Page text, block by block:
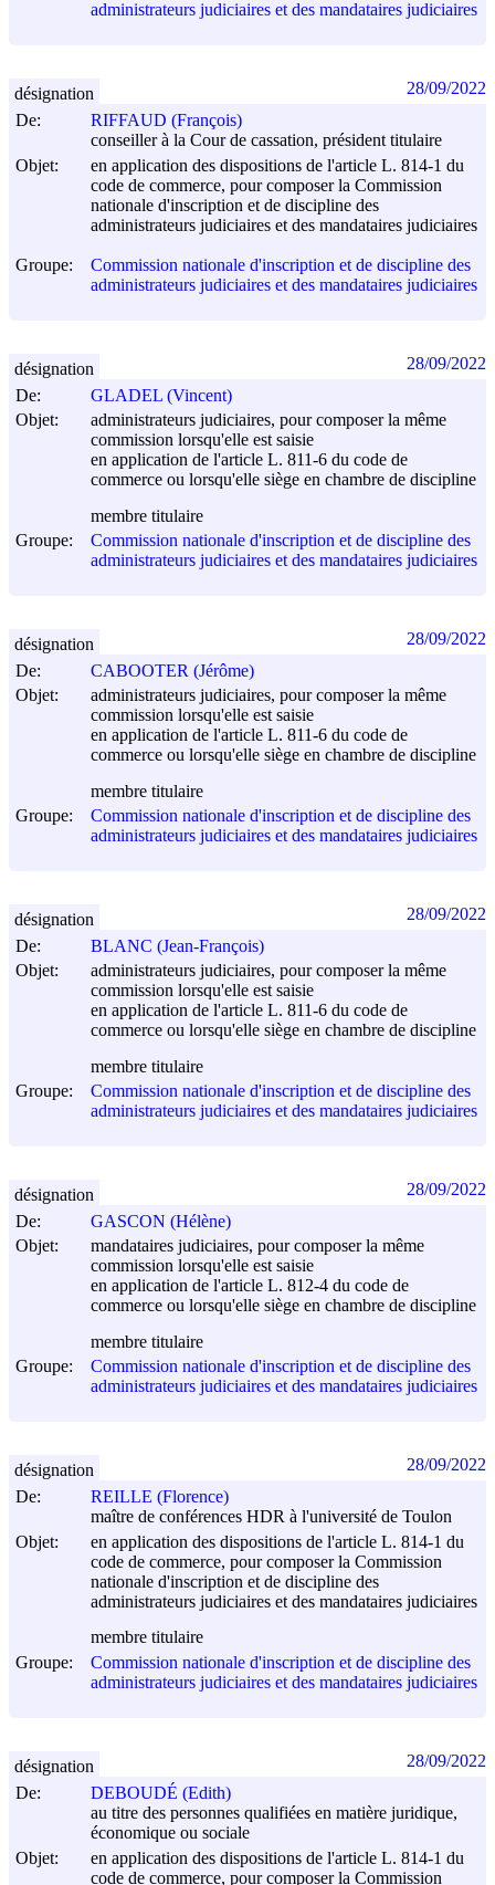
administrateurs judiciaires et des mandataires judiciaires
De:
RIFFAUD (François)
conseiller à la Cour de cassation, président titulaire
Objet:
en application des dispositions de l'article L. 814-1 du
code de commerce, pour composer la Commission
nationale d'inscription et de discipline des
administrateurs judiciaires et des mandataires judiciaires
Groupe:
Commission nationale d'inscription et de discipline des
administrateurs judiciaires et des mandataires judiciaires
désignation 28/09/2022
De:
GLADEL (Vincent)
Objet:
administrateurs judiciaires, pour composer la même
commission lorsqu'elle est saisie
en application de l'article L. 811-6 du code de
commerce ou lorsqu'elle siège en chambre de discipline
membre titulaire
Groupe:
Commission nationale d'inscription et de discipline des
administrateurs judiciaires et des mandataires judiciaires
désignation 28/09/2022
De:
CABOOTER (Jérôme)
Objet:
administrateurs judiciaires, pour composer la même
commission lorsqu'elle est saisie
en application de l'article L. 811-6 du code de
commerce ou lorsqu'elle siège en chambre de discipline
membre titulaire
Groupe:
Commission nationale d'inscription et de discipline des
administrateurs judiciaires et des mandataires judiciaires
désignation 28/09/2022
De:
BLANC (Jean-François)
Objet:
administrateurs judiciaires, pour composer la même
commission lorsqu'elle est saisie
en application de l'article L. 811-6 du code de
commerce ou lorsqu'elle siège en chambre de discipline
membre titulaire
Groupe:
Commission nationale d'inscription et de discipline des
administrateurs judiciaires et des mandataires judiciaires
désignation 28/09/2022
De:
GASCON (Hélène)
Objet:
mandataires judiciaires, pour composer la même
commission lorsqu'elle est saisie
en application de l'article L. 812-4 du code de
commerce ou lorsqu'elle siège en chambre de discipline
membre titulaire
Groupe:
Commission nationale d'inscription et de discipline des
administrateurs judiciaires et des mandataires judiciaires
désignation 28/09/2022
De:
REILLE (Florence)
maître de conférences HDR à l'université de Toulon
Objet:
en application des dispositions de l'article L. 814-1 du
code de commerce, pour composer la Commission
nationale d'inscription et de discipline des
administrateurs judiciaires et des mandataires judiciaires
membre titulaire
Groupe:
Commission nationale d'inscription et de discipline des
administrateurs judiciaires et des mandataires judiciaires
désignation 28/09/2022
De:
DEBOUDÉ (Edith)
au titre des personnes qualifiées en matière juridique,
économique ou sociale
Objet:
en application des dispositions de l'article L. 814-1 du
code de commerce, pour composer la Commission
désignation 28/09/2022